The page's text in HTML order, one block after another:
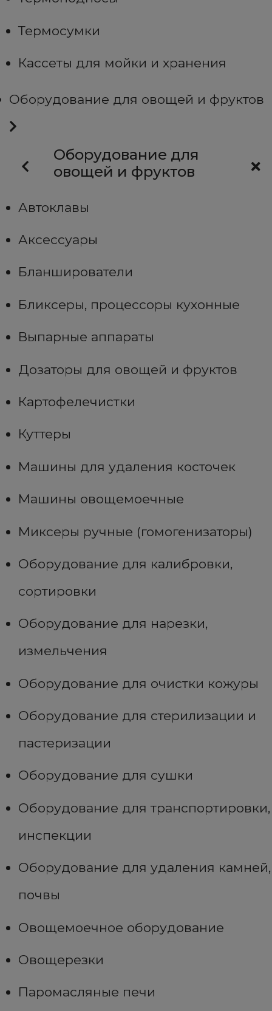
Термосумки
Кассеты для мойки и хранения
Оборудование для овощей и фруктов
Оборудование для
овощей и фруктов
Автоклавы
Аксессуары
Бланширователи
Бликсеры, процессоры кухонные
Выпарные аппараты
Дозаторы для овощей и фруктов
Картофелечистки
Куттеры
Машины для удаления косточек
Машины овощемоечные
Миксеры ручные (гомогенизаторы)
Оборудование для калибровки,
сортировки
Оборудование для нарезки,
измельчения
Оборудование для очистки кожуры
Оборудование для стерилизации и
пастеризации
Оборудование для сушки
Оборудование для транспортировки,
инспекции
Оборудование для удаления камней,
почвы
Овощемоечное оборудование
Овощерезки
Паромасляные печи